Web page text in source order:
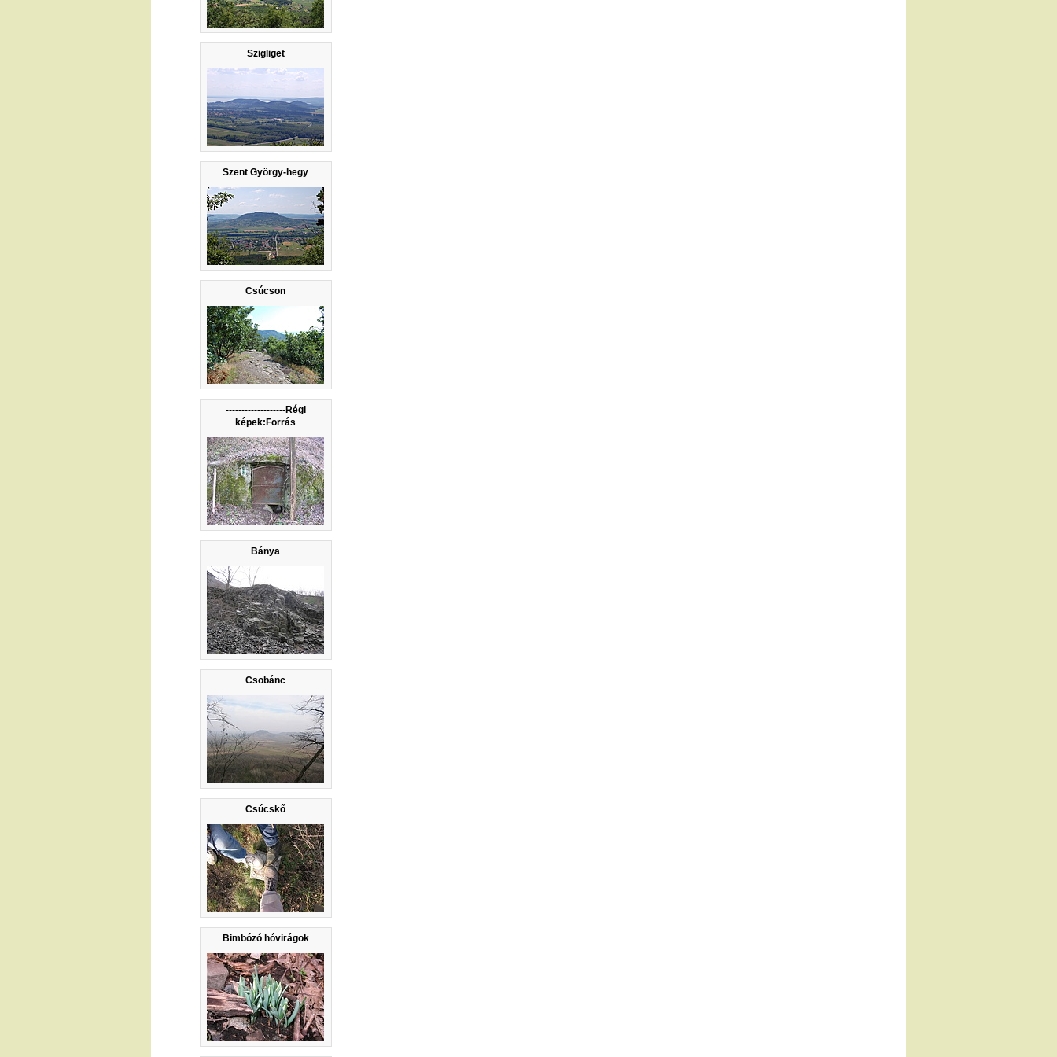
Szigliget
Szent György-hegy
Csúcson
-------------------Régi
képek:Forrás
Bánya
Csobánc
Csúcskő
Bimbózó hóvirágok